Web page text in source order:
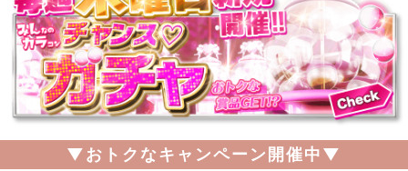
▼おトクなキャンペーン開催中▼